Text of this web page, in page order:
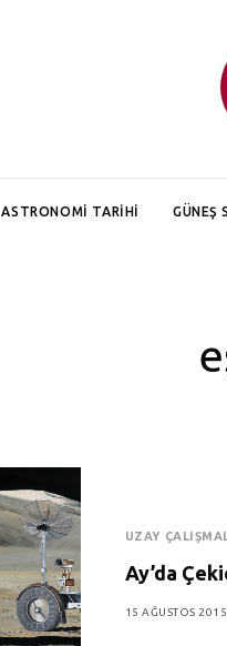
ASTRONOMI TARIHI GÜNEŞ
UZAY
Ay’da
15 AĞUSTOS 2015